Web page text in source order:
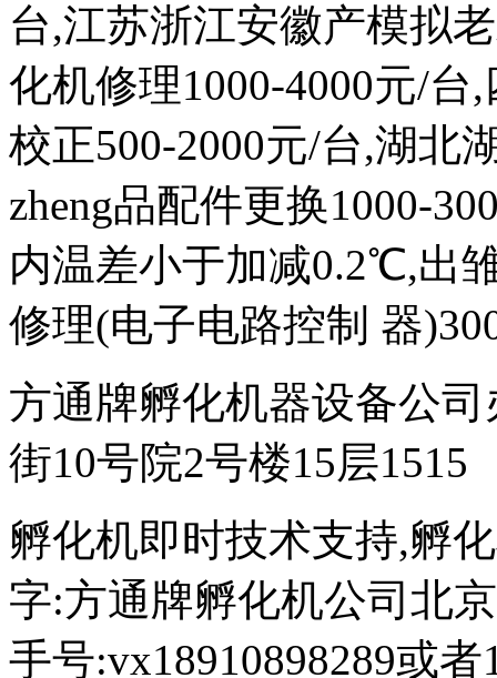
台,江苏浙江安徽产模拟
化机修理1000-4000元/
校正500-2000元/台,湖北
zheng品配件更换1000-
内温差小于加减0.2℃,出
修理(电子电路控制 器
方通牌孵化机器设备公
街10号院2号楼15层1515
孵化机即时技术支持,孵
字:方通牌孵化机公司北
手号:vx18910898289或